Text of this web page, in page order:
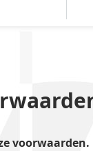
voorwaarden.